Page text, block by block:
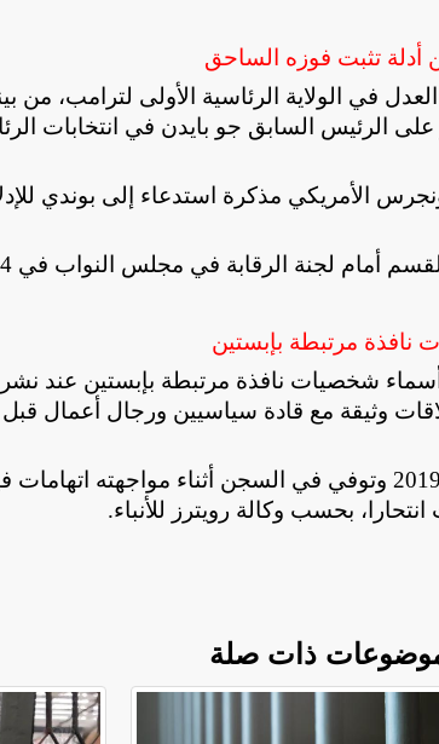
تثبت فوزه الساحق
في الولاية الرئاسية الأولى لترامب، من
الرئيس السابق جو بايدن في انتخابات
الأمريكي مذكرة استدعاء إلى بوندي
لجنة الرقابة في مجلس النواب في 14 أبريل الجاري
نافذة مرتبطة بإبستين
شخصيات نافذة مرتبطة بإبستين عند
وأُلقي القبض على إبستين مرة أخرى في عام 2019 وتوفي في السجن أثناء
بحسب وكالة رويترز للأنباء.
ذات صلة